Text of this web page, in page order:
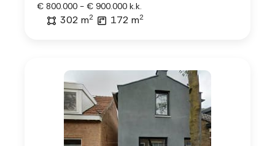
€ 800.000 - € 900.000 k.k.
302 m2 172 m2